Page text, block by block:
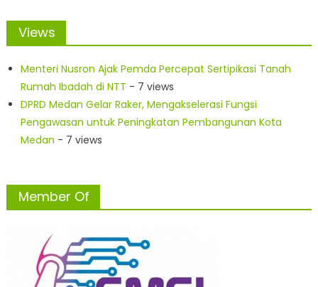
Views
Menteri Nusron Ajak Pemda Percepat Sertipikasi Tanah
Rumah Ibadah di NTT - 7 views
DPRD Medan Gelar Raker, Mengakselerasi Fungsi
Pengawasan untuk Peningkatan Pembangunan Kota
Medan - 7 views
Member Of